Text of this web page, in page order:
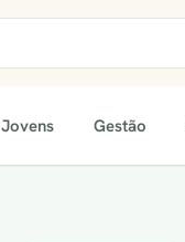
Jovens Gestão